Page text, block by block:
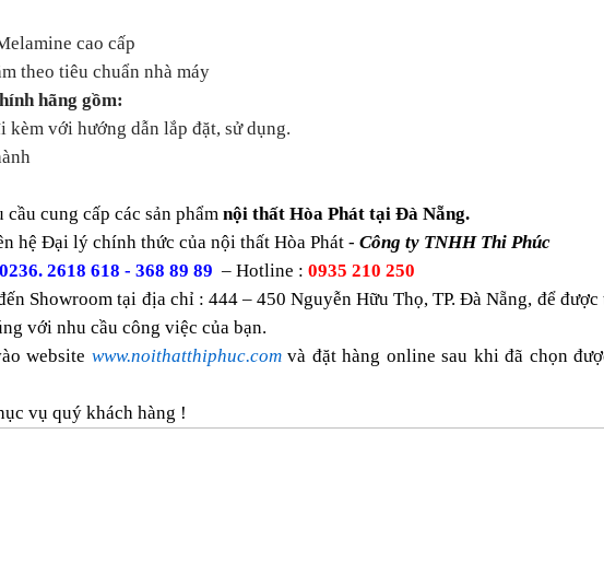
cao cấp
theo tiêu chuẩn nhà máy
hãng gồm:
kèm với hướng dẫn lắp đặt, sử dụng.
cầu cung cấp các sản phẩm nội thất Hòa Phát tại Đà Nẵng.
hệ Đại lý chính thức của nội thất Hòa Phát - Công ty TNHH Thi Phúc
0236. 2618 618 - 368 89 89 – Hotline : 0935 210 250
Showroom tại địa chỉ : 444 – 450 Nguyễn Hữu Thọ, TP. Đà Nẵng, để được
với nhu cầu công việc của bạn.
website www.noithatthiphuc.com và đặt hàng online sau khi đã chọn
vụ quý khách hàng !